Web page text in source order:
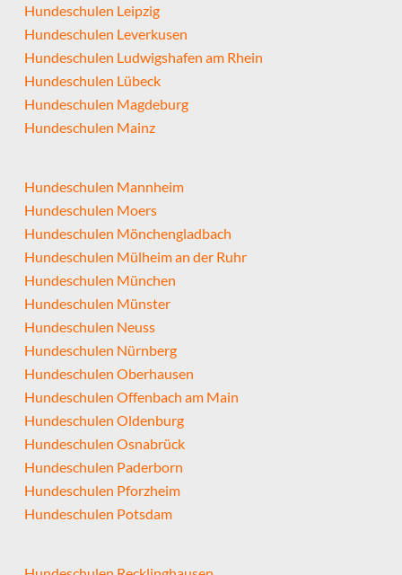
Hundeschulen Leipzig
Hundeschulen Leverkusen
Hundeschulen Ludwigshafen am Rhein
Hundeschulen Lübeck
Hundeschulen Magdeburg
Hundeschulen Mainz
Hundeschulen Mannheim
Hundeschulen Moers
Hundeschulen Mönchengladbach
Hundeschulen Mülheim an der Ruhr
Hundeschulen München
Hundeschulen Münster
Hundeschulen Neuss
Hundeschulen Nürnberg
Hundeschulen Oberhausen
Hundeschulen Offenbach am Main
Hundeschulen Oldenburg
Hundeschulen Osnabrück
Hundeschulen Paderborn
Hundeschulen Pforzheim
Hundeschulen Potsdam